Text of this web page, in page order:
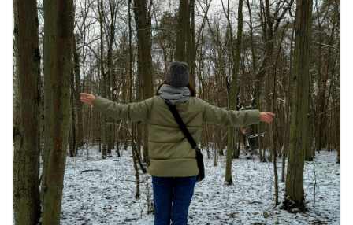
16 ज़रूरी कीबोर्ड शॉर्टकट्स जो आपकी
उत्पादकता को दोगुना कर देंगे
August 7, 2026 0 Comments